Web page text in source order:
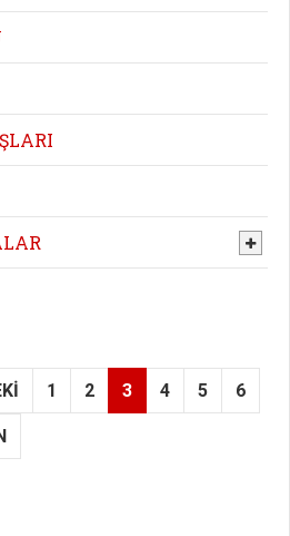
1 2 3 4 5 6